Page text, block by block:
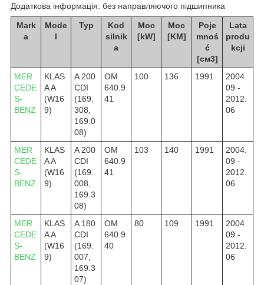
Додаткова інформація: без направляючого підшипника
Mark
a
Mode
l
Typ
Kod
silnik
a
Moc
[kW]
Moc
[KM]
Poje
mnoś
ć
[см3]
Lata
produ
kcji
MER
CEDE
S-
BENZ
KLAS
A A
(W16
9)
A 200
CDI
(169.
308,
169.0
08)
OM
640.9
41
100 136 1991
2004.
09 -
2012.
06
MER
CEDE
S-
BENZ
KLAS
A A
(W16
9)
A 200
CDI
(169.
008,
169.3
08)
OM
640.9
41
103 140 1991
2004.
09 -
2012.
06
MER
CEDE
S-
BENZ
KLAS
A A
(W16
9)
A 180
CDI
(169.
007,
169.3
07)
OM
640.9
40
80 109 1991
2004.
09 -
2012.
06